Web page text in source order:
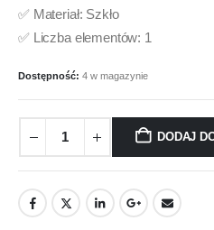
✅ Materiał: Szkło
✅ Liczba elementów: 1
Dostępność: 4 w magazynie
DODAJ